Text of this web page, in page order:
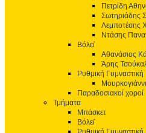
Πετρίδη
Σωτηριάδης
Λεμποτέσης
Ντάσης
Βόλεϊ
Αθανάσιος
Άρης
Ρυθμική Γυμναστική
Παραδοσιακοί χοροί
Τμήματα
Μπάσκετ
Βόλεϊ